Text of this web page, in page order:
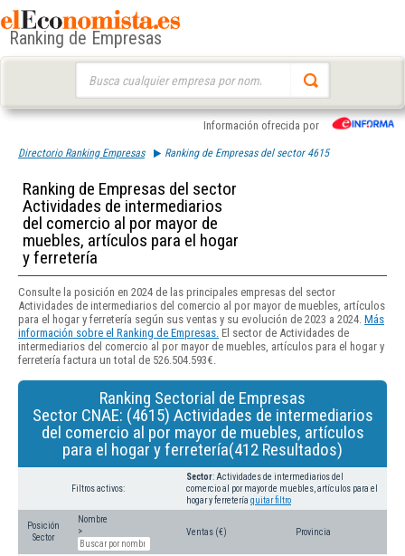
Ranking de Empresas
Información ofrecida por
Directorio Ranking Empresas Ranking de Empresas del sector 4615
Ranking de Empresas del sector
Actividades de intermediarios
del comercio al por mayor de
muebles, artículos para el hogar
y ferretería
Consulte la posición en 2024 de las principales empresas del sector
Actividades de intermediarios del comercio al por mayor de muebles, artículos
para el hogar y ferretería según sus ventas y su evolución de 2023 a 2024. Más
información sobre el Ranking de Empresas. El sector de Actividades de
intermediarios del comercio al por mayor de muebles, artículos para el hogar y
ferretería factura un total de 526.504.593€.
Ranking Sectorial de Empresas
Sector CNAE: (4615) Actividades de intermediarios
del comercio al por mayor de muebles, artículos
para el hogar y ferretería(412 Resultados)
Filtros activos:
Sector: Actividades de intermediarios del
comercio al por mayor de muebles, artículos para el
hogar y ferretería quitar filtro
Posición
Sector
Nombre
>
Ventas (€) Provincia